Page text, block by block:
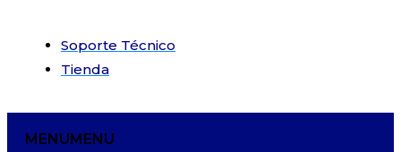
Soporte Técnico
Tienda
MENUMENU